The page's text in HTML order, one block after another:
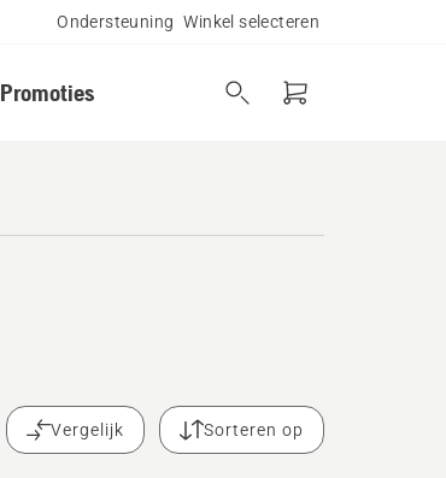
Ondersteuning Winkel selecteren
Promoties
Vergelijk Sorteren op